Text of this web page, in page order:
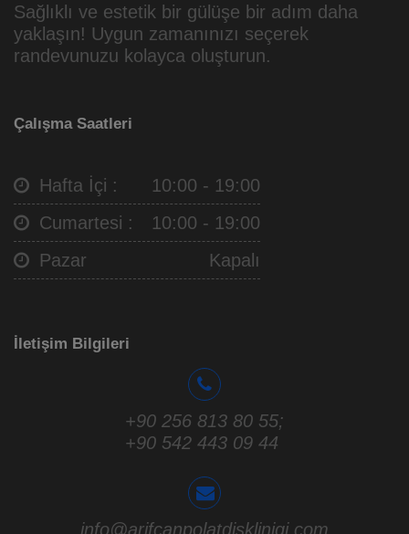
Sağlıklı ve estetik bir gülüşe bir adım daha
yaklaşın! Uygun zamanınızı seçerek
randevunuzu kolayca oluşturun.
Çalışma Saatleri
Hafta İçi :
10:00 - 19:00
Cumartesi :
10:00 - 19:00
Pazar
Kapalı
İletişim Bilgileri
+90 256 813 80 55;
+90 542 443 09 44
info@arifcanpolatdisklinigi.com